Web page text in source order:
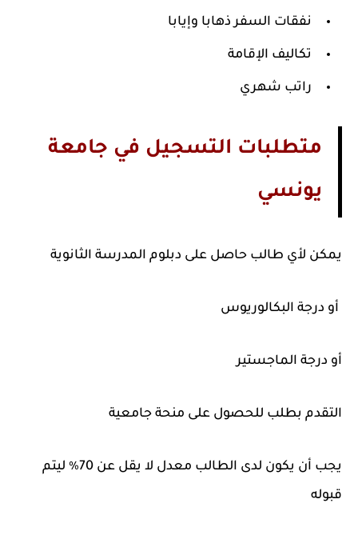
نفقات السفر ذهابا وإيابا
تكاليف الإقامة
راتب شهري
متطلبات التسجيل في جامعة
يونسي
يمكن لأي طالب حاصل على دبلوم المدرسة الثانوية
أو درجة البكالوريوس
أو درجة الماجستير
التقدم بطلب للحصول على منحة جامعية
يجب أن يكون لدى الطالب معدل لا يقل عن 70٪ ليتم
قبوله